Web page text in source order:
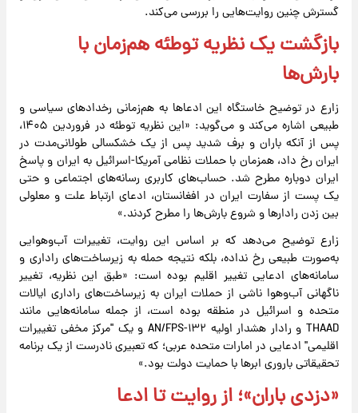
گسترش چنین روایت‌هایی را بررسی می‌کند.
بازگشت یک نظریه توطئه هم‌زمان با
بارش‌ها
زارع در توضیح خاستگاه این ادعا‌ها به هم‌زمانی رخداد‌های سیاسی و
طبیعی اشاره می‌کند و می‌گوید: «این نظریه توطئه در فروردین ۱۴۰۵،
پس از آنکه باران و برف شدید پس از یک خشکسالی طولانی‌مدت در
ایران رخ داد، همزمان با حملات نظامی آمریکا-اسرائیل به ایران و پاسخ
ایران دوباره مطرح شد. حساب‌های کاربری رسانه‌های اجتماعی و حتی
یک پست از سفارت ایران در افغانستان، ادعای ارتباط علت و معلولی
بین زدن رادار‌ها و شروع بارش‌ها را مطرح کردند.»
زارع توضیح می‌دهد که بر اساس این روایت، تغییرات آب‌وهوایی
به‌صورت طبیعی رخ نداده، بلکه نتیجه حمله به زیرساخت‌های راداری و
سامانه‌های ادعایی تغییر اقلیم بوده است: «طبق این نظریه، تغییر
ناگهانی آب‌وهوا ناشی از حملات ایران به زیرساخت‌های راداری ایالات
متحده و اسرائیل در منطقه بوده است، از جمله سامانه‌هایی مانند
THAAD و رادار هشدار اولیه AN/FPS-۱۳۲ و یک "مرکز مخفی تغییرات
اقلیمی" ادعایی در امارات متحده عربی؛ که تعبیری نادرست از یک برنامه
تحقیقاتی باروری ابر‌ها با حمایت دولت بود.»
«دزدی باران»؛ از روایت تا ادعا